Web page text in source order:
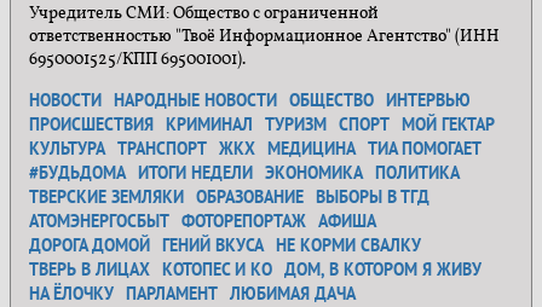
Учредитель СМИ: Общество с ограниченной
ответственностью "Твоё Информационное Агентство" (ИНН
6950001525/КПП 695001001).
НОВОСТИ НАРОДНЫЕ НОВОСТИ ОБЩЕСТВО ИНТЕРВЬЮ
ПРОИСШЕСТВИЯ КРИМИНАЛ ТУРИЗМ СПОРТ МОЙ ГЕКТАР
КУЛЬТУРА ТРАНСПОРТ ЖКХ МЕДИЦИНА ТИА ПОМОГАЕТ
#БУДЬДОМА ИТОГИ НЕДЕЛИ ЭКОНОМИКА ПОЛИТИКА
ТВЕРСКИЕ ЗЕМЛЯКИ ОБРАЗОВАНИЕ ВЫБОРЫ В ТГД
АТОМЭНЕРГОСБЫТ ФОТОРЕПОРТАЖ АФИША
ДОРОГА ДОМОЙ ГЕНИЙ ВКУСА НЕ КОРМИ СВАЛКУ
ТВЕРЬ В ЛИЦАХ КОТОПЕС И КО ДОМ, В КОТОРОМ Я ЖИВУ
НА ЁЛОЧКУ ПАРЛАМЕНТ ЛЮБИМАЯ ДАЧА